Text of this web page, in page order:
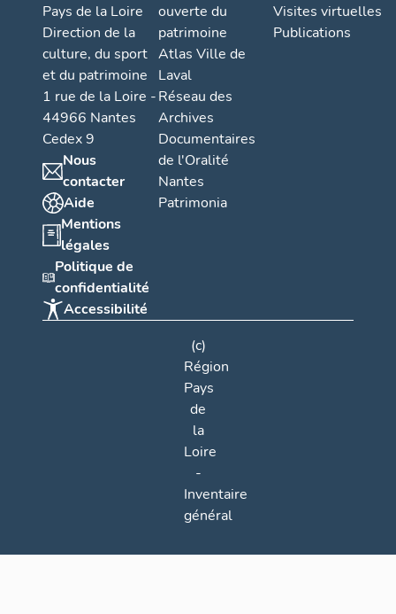
Pays de la Loire
Direction de la
culture, du sport
et du patrimoine
1 rue de la Loire -
44966 Nantes
Cedex 9
Nous
contacter
Aide
Mentions
légales
Politique de
confidentialité
Accessibilité
ouverte du
patrimoine
Atlas Ville de
Laval
Réseau des
Archives
Documentaires
de l'Oralité
Nantes
Patrimonia
Visites virtuelles
Publications
(c)
Région
Pays
de
la
Loire
-
Inventaire
général